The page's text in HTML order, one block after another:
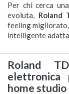
Per chi cerca una
evoluta, Roland
feeling
intelligente
Roland
elettronica
home studio